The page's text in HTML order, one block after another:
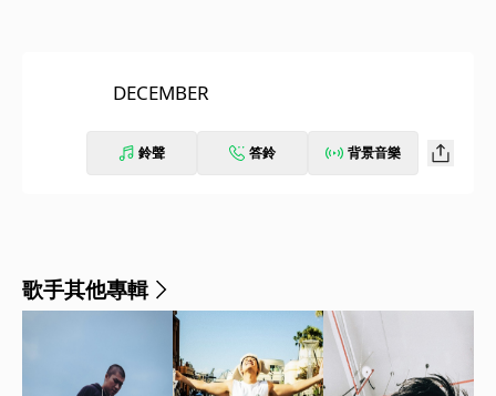
DECEMBER
鈴聲 答鈴 背景音樂
歌手其他專輯